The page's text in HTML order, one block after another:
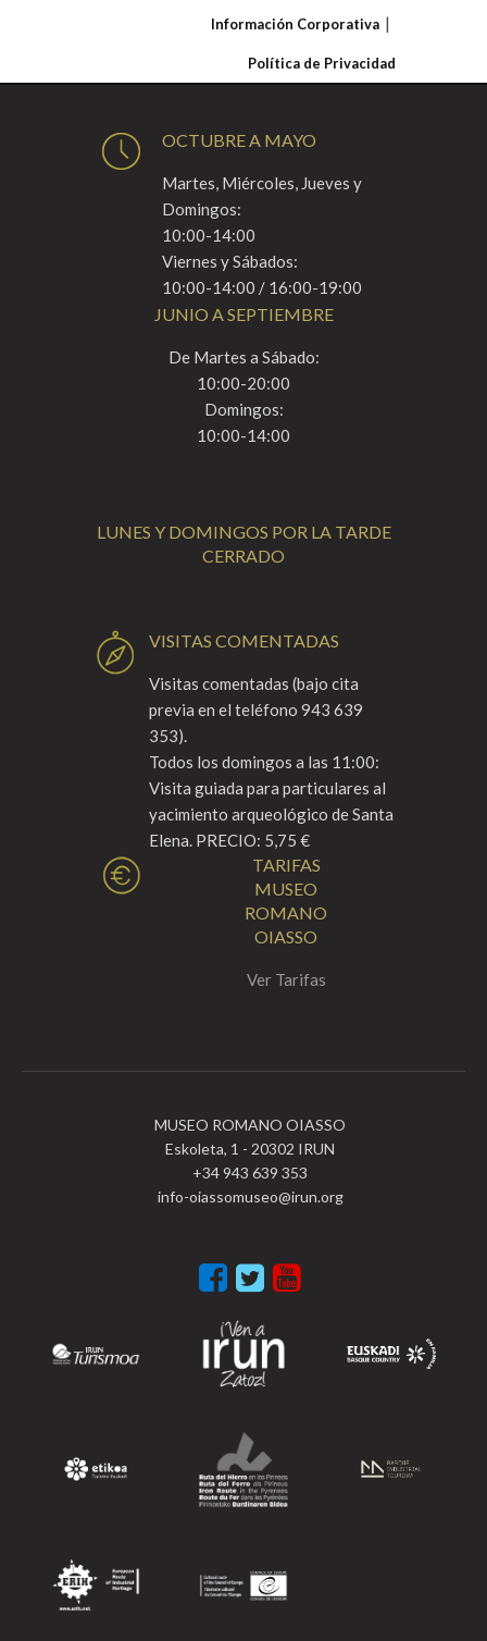
Información Corporativa
Política de Privacidad
OCTUBRE A MAYO
Martes, Miércoles, Jueves y
Domingos:
10:00-14:00
Viernes y Sábados:
10:00-14:00 / 16:00-19:00
JUNIO A SEPTIEMBRE
De Martes a Sábado:
10:00-20:00
Domingos:
10:00-14:00
LUNES Y DOMINGOS POR LA TARDE
CERRADO
VISITAS COMENTADAS
Visitas comentadas (bajo cita
previa en el teléfono 943 639
353).
Todos los domingos a las 11:00:
Visita guiada para particulares al
yacimiento arqueológico de Santa
Elena. PRECIO: 5,75 €
TARIFAS
MUSEO
ROMANO
OIASSO
Ver Tarifas
MUSEO ROMANO OIASSO
Eskoleta, 1 - 20302 IRUN
+34 943 639 353
info-oiassomuseo@irun.org